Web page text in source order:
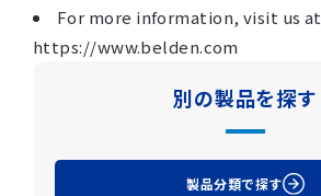
For more information, visit us
https://www.belden.com
別の製品を探す
製品分類で探す